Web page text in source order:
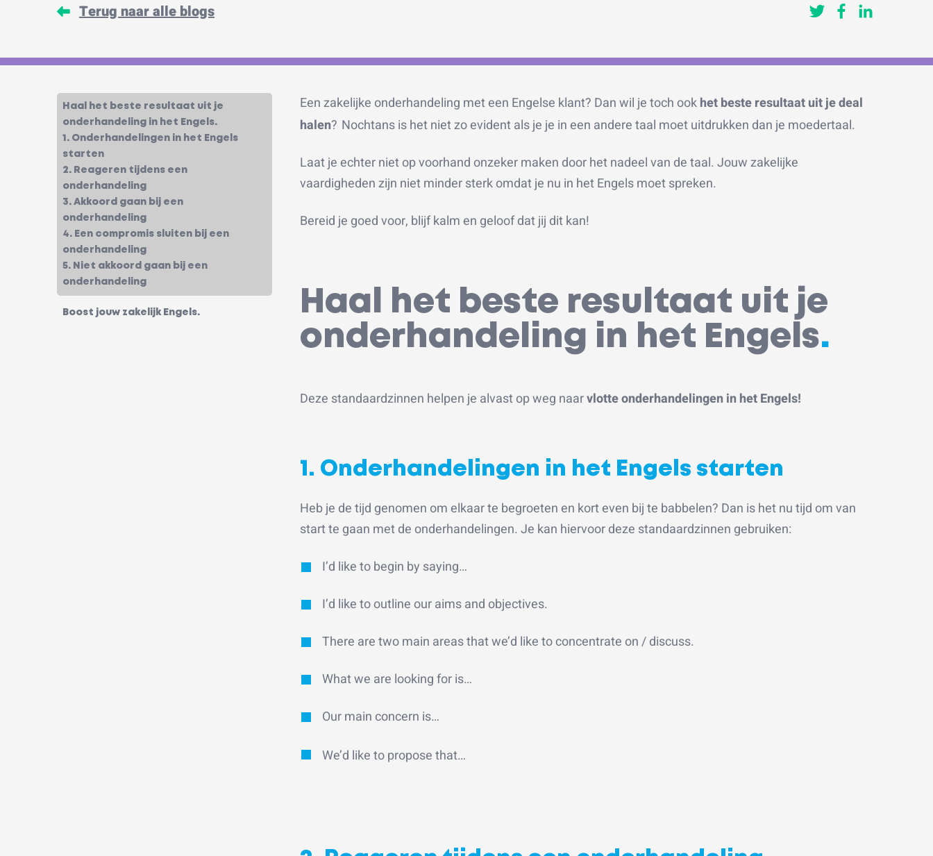
Terug naar alle blogs
Haal het beste resultaat uit je
onderhandeling in het Engels.
1. Onderhandelingen in het Engels
starten
2. Reageren tijdens een
onderhandeling
3. Akkoord gaan bij een
onderhandeling
4. Een compromis sluiten bij een
onderhandeling
5. Niet akkoord gaan bij een
onderhandeling
Boost jouw zakelijk Engels.
Een zakelijke onderhandeling met een Engelse klant? Dan wil je toch ookhet beste resultaat uit je deal
halen? Nochtans is het niet zo evident als je je in een andere taal moet uitdrukken dan je moedertaal.
Laat je echter niet op voorhand onzeker maken door het nadeel van de taal. Jouw zakelijke
vaardigheden zijn niet minder sterk omdat je nu in het Engels moet spreken.
Bereid je goed voor, blijf kalm en geloof dat jij dit kan!
Haal het beste resultaat uit je
onderhandeling in het Engels.
Deze standaardzinnen helpen je alvast op weg naarvlotte onderhandelingen in het Engels!
1. Onderhandelingen in het Engels starten
Heb je de tijd genomen om elkaar te begroeten en kort even bij te babbelen? Dan is het nu tijd om van
start te gaan met de onderhandelingen. Je kan hiervoor deze standaardzinnen gebruiken:
I’d like to begin by saying…
I’d like to outline our aims and objectives.
There are two main areas that we’d like to concentrate on / discuss.
What we are looking for is…
Our main concern is…
We’d like to propose that…